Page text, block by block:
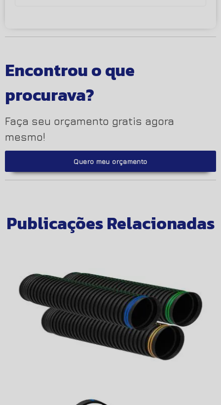
Encontrou o que
procurava?
Faça seu orçamento gratis agora
mesmo!
Quero meu orçamento
Publicações Relacionadas